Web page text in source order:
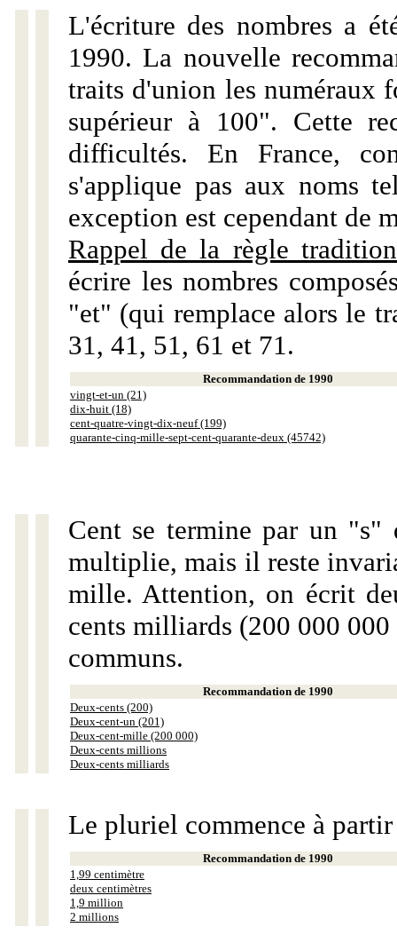
L'écriture des nombres a
1990. La nouvelle
traits d'union les numéraux
supérieur à 100". Cette
difficultés. En France,
s'applique pas aux noms
exception est cependant de
Rappel de la règle
écrire les nombres
"et" (qui remplace alors le
31, 41, 51, 61 et 71.
Recommandation de 1990
vingt-et-un (21)
dix-huit (18)
cent-quatre-vingt-dix-neuf (199)
quarante-cinq-mille-sept-cent-quarante-deux (45742)
Cent se termine par un "s"
multiplie, mais il reste
mille. Attention, on écrit
cents milliards (200 000
communs.
Recommandation de 1990
Deux-cents (200)
Deux-cent-un (201)
Deux-cent-mille (200 000)
Deux-cents millions
Deux-cents milliards
Le pluriel commence à
Recommandation de 1990
1,99 centimètre
deux centimètres
1,9 million
2 millions